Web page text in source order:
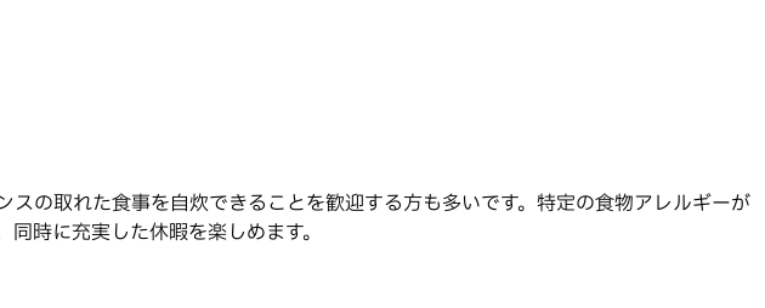
の取れた食事を自炊できることを歓迎する方も多いです。特定の食物アレルギーが
時に充実した休暇を楽しめます。